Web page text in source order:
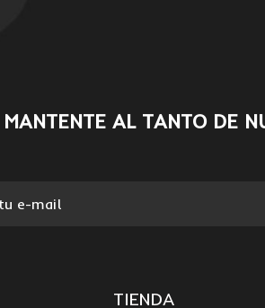
MANTENTE AL TANTO DE
TIENDA